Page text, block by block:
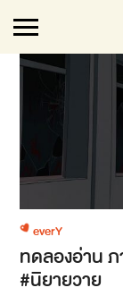
everY
ทดลองอ่าน
#นิยายวาย